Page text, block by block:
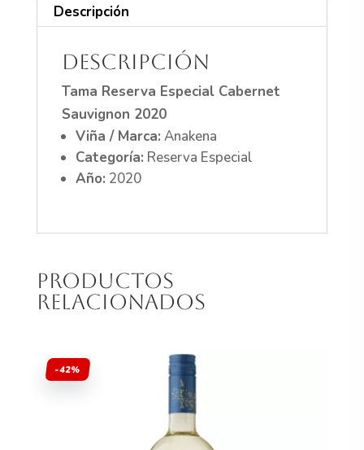
Descripción
Descripción
Tama Reserva Especial Cabernet
Sauvignon 2020
Viña / Marca: Anakena
Categoría: Reserva Especial
Año: 2020
Productos
relacionados
-42%